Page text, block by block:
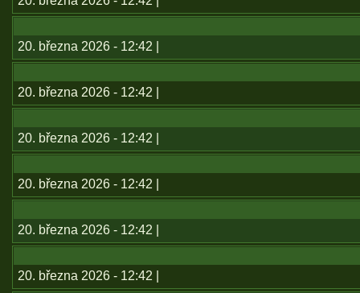
20. března 2026 - 12:42 |
20. března 2026 - 12:42 |
20. března 2026 - 12:42 |
20. března 2026 - 12:42 |
20. března 2026 - 12:42 |
20. března 2026 - 12:42 |